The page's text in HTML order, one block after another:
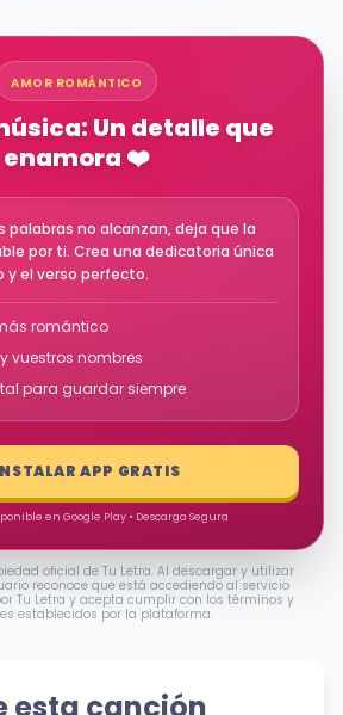
AMOR ROMÁNTICO
Un detalle que
enamora ❤️
palabras no alcanzan, deja que la
por ti. Crea una dedicatoria única
y el verso perfecto.
romántico
vuestros nombres
para guardar siempre
APP GRATIS
en Google Play • Descarga Segura
oficial de Tu Letra. Al descargar y utilizar
reconoce que está accediendo al servicio
Tu Letra y acepta cumplir con los términos y
establecidos por la plataforma.